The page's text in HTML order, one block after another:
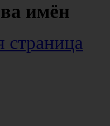
имён
страница